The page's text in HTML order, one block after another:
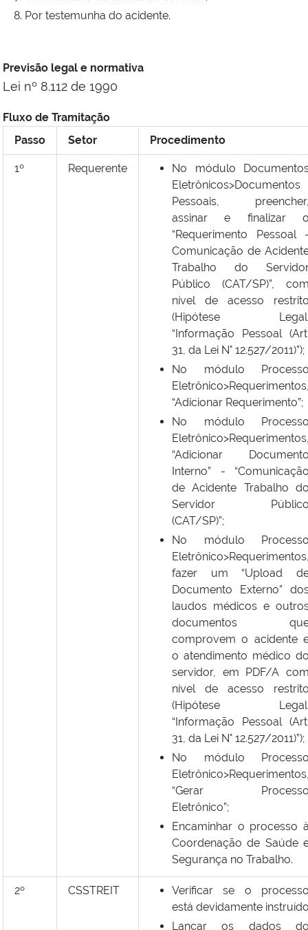
Por testemunha do acidente.
Previsão legal e normativa
Lei nº 8.112 de 1990
Fluxo de Tramitação
Passo
Setor Procedimento
1º Requerente
No módulo
Eletrônicos>Documentos
Pessoais,
assinar e finalizar
“Requerimento Pessoal
Comunicação de
Trabalho do
Público (CAT/SP)”,
nível de acesso
(Hipótese
“Informação Pessoal
31, da Lei N° 12.527/2011)”);
No módulo
“Adicionar Requerimento”;
No módulo
“Adicionar
Interno” -
de Acidente Trabalho
Servidor
(CAT/SP)”;
No módulo
fazer um “Upload
Documento Externo”
laudos médicos e
documentos
comprovem o acidente
o atendimento médico
servidor, em PDF/A
nível de acesso
(Hipótese
“Informação Pessoal
31, da Lei N° 12.527/2011)”);
No módulo
“Gerar
Eletrônico”;
Encaminhar o processo
Coordenação de Saúde
Segurança no Trabalho.
2º CSSTREIT
Verificar se o
está devidamente
Lançar os dados